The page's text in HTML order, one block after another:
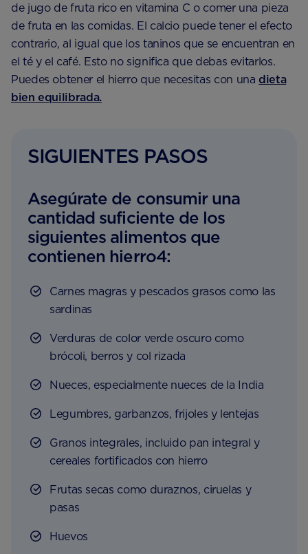
de jugo de fruta rico en vitamina C o comer una pieza
de fruta en las comidas. El calcio puede tener el efecto
contrario, al igual que los taninos que se encuentran en
el té y el café. Esto no significa que debas evitarlos.
Puedes obtener el hierro que necesitas con una dieta
bien equilibrada.
SIGUIENTES PASOS
Asegúrate de consumir una
cantidad suficiente de los
siguientes alimentos que
contienen hierro4:
Carnes magras y pescados grasos como las
sardinas
Verduras de color verde oscuro como
brócoli, berros y col rizada
Nueces, especialmente nueces de la India
Legumbres, garbanzos, frijoles y lentejas
Granos integrales, incluido pan integral y
cereales fortificados con hierro
Frutas secas como duraznos, ciruelas y
pasas
Huevos